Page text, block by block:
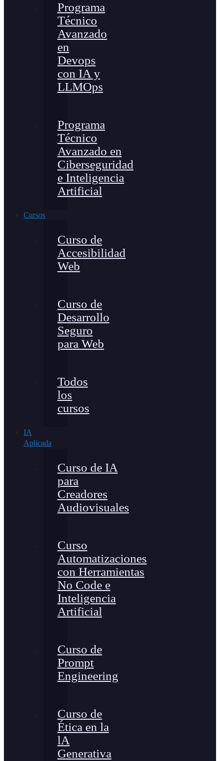
Programa
Técnico
Avanzado
en
Devops
con IA y
LLMOps
Programa
Técnico
Avanzado en
Ciberseguridad
e Inteligencia
Artificial
Cursos
Curso de
Accesibilidad
Web
Curso de
Desarrollo
Seguro
para Web
Todos
los
cursos
IA
Aplicada
Curso de IA
para
Creadores
Audiovisuales
Curso
Automatizaciones
con Herramientas
No Code e
Inteligencia
Artificial
Curso de
Prompt
Engineering
Curso de
Ética en la
lA
Generativa